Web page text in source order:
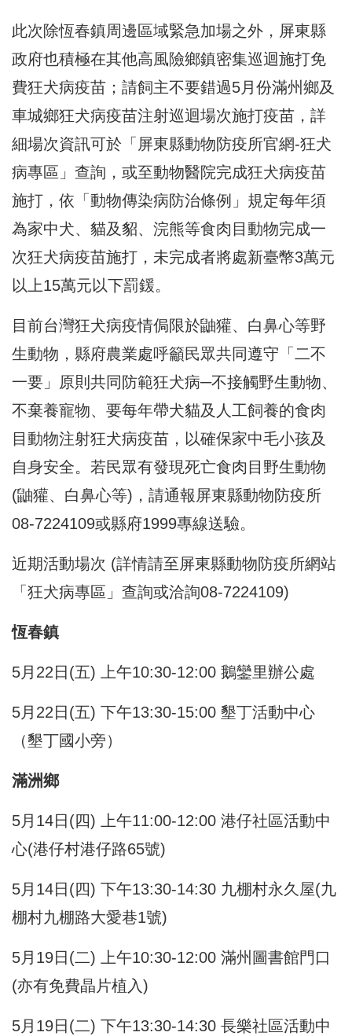
此次除恆春鎮周邊區域緊急加場之外，屏東縣
政府也積極在其他高風險鄉鎮密集巡迴施打免
費狂犬病疫苗；請飼主不要錯過5月份滿州鄉及
車城鄉狂犬病疫苗注射巡迴場次施打疫苗，詳
細場次資訊可於「屏東縣動物防疫所官網-狂犬
病專區」查詢，或至動物醫院完成狂犬病疫苗
施打，依「動物傳染病防治條例」規定每年須
為家中犬、貓及貂、浣熊等食肉目動物完成一
次狂犬病疫苗施打，未完成者將處新臺幣3萬元
以上15萬元以下罰鍰。
目前台灣狂犬病疫情侷限於鼬獾、白鼻心等野
生動物，縣府農業處呼籲民眾共同遵守「二不
一要」原則共同防範狂犬病─不接觸野生動物、
不棄養寵物、要每年帶犬貓及人工飼養的食肉
目動物注射狂犬病疫苗，以確保家中毛小孩及
自身安全。若民眾有發現死亡食肉目野生動物
(鼬獾、白鼻心等)，請通報屏東縣動物防疫所
08-7224109或縣府1999專線送驗。
近期活動場次 (詳情請至屏東縣動物防疫所網站
「狂犬病專區」查詢或洽詢08-7224109)
恆春鎮
5月22日(五) 上午10:30-12:00 鵝鑾里辦公處
5月22日(五) 下午13:30-15:00 墾丁活動中心
（墾丁國小旁）
滿洲鄉
5月14日(四) 上午11:00-12:00 港仔社區活動中
心(港仔村港仔路65號)
5月14日(四) 下午13:30-14:30 九棚村永久屋(九
棚村九棚路大愛巷1號)
5月19日(二) 上午10:30-12:00 滿州圖書館門口
(亦有免費晶片植入)
5月19日(二) 下午13:30-14:30 長樂社區活動中